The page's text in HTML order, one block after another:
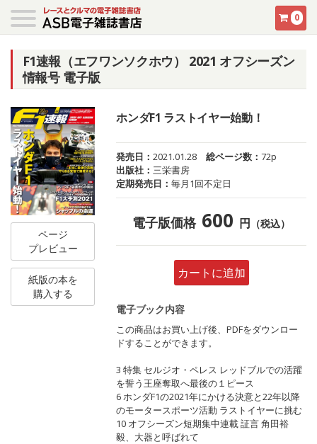
0
F1速報（エフワンソクホウ） 2021 オフシーズン
情報号 電子版
ページ
プレビュー
紙版の本を
購入する
ホンダF1 ラストイヤー始動！
発売日：2021.01.28 総ページ数：72p
出版社：三栄書房
定期発売日：毎月1回不定日
電子版価格 600 円 （税込）
カートに追加
電子ブック内容
この商品はお買い上げ後、PDFをダウンロー
ドすることができます。
3 特集 セルジオ・ペレス レッドブルでの活躍
を誓う王座奪取へ最後の１ピース
6 ホンダF1の2021年にかける決意と22年以降
のモータースポーツ活動 ラストイヤーに挑む
10 オフシーズン短期集中連載 証言 角田裕
毅、大器と呼ばれて